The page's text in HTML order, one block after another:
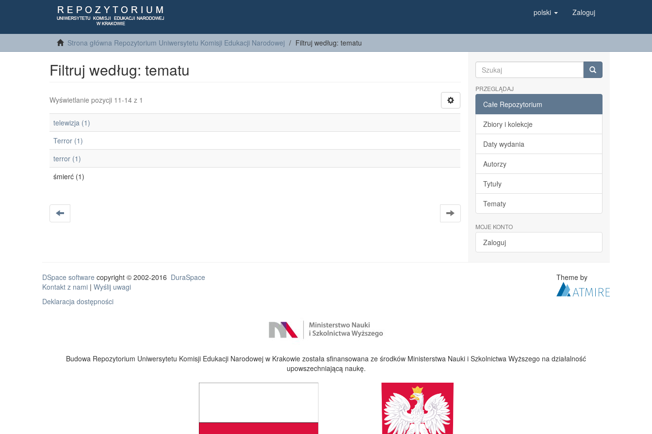
polski Zaloguj
Strona główna Repozytorium Uniwersytetu Komisji Edukacji Narodowej Filtruj według: tematu
Filtruj według: tematu
Wyświetlanie pozycji 11-14 z 1
telewizja (1)
Terror (1)
terror (1)
śmierć (1)
PRZEGLĄDAJ
Całe Repozytorium
Zbiory i kolekcje
Daty wydania
Autorzy
Tytuły
Tematy
MOJE KONTO
Zaloguj
DSpace software copyright © 2002-2016 DuraSpace
Kontakt z nami | Wyślij uwagi
Deklaracja dostępności
Theme by
Budowa Repozytorium Uniwersytetu Komisji Edukacji Narodowej w Krakowie została sfinansowana ze środków Ministerstwa Nauki i Szkolnictwa Wyższego na działalność
upowszechniającą naukę.